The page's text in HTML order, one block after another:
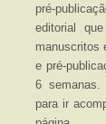
pré-
editorial
manuscritos
e pré-
6
para ir